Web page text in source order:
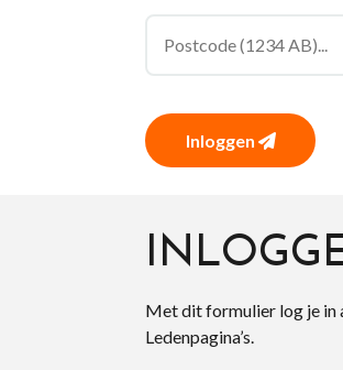
Inloggen
Met dit formulier log je in
Ledenpagina’s.